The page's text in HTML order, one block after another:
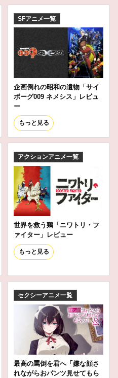
SFアニメ一覧
企画倒れの昭和の遺物「サイ
ボーグ009 ネメシス」レビュ
ー
もっと見る
アクションアニメ一覧
世界を救う鶏「ニワトリ・フ
ァイター」レビュー
もっと見る
セクシーアニメ一覧
最高の罵倒を君へ「嫌な顔さ
れながらおパンツ見せてもら